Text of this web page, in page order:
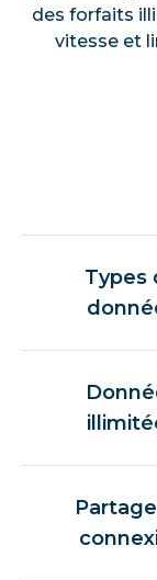
des forfaits
vitesse et
Types